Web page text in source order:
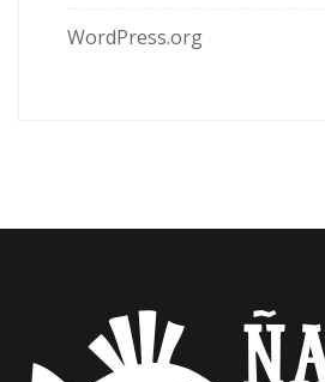
WordPress.org